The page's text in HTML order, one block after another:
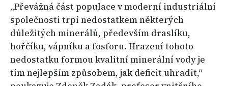
„Převážná část populace v moderní industriální
společnosti trpí nedostatkem některých
důležitých minerálů, především draslíku,
hořčíku, vápníku a fosforu. Hrazení tohoto
nedostatku formou kvalitní minerální vody je
tím nejlepším způsobem, jak deficit uhradit,“